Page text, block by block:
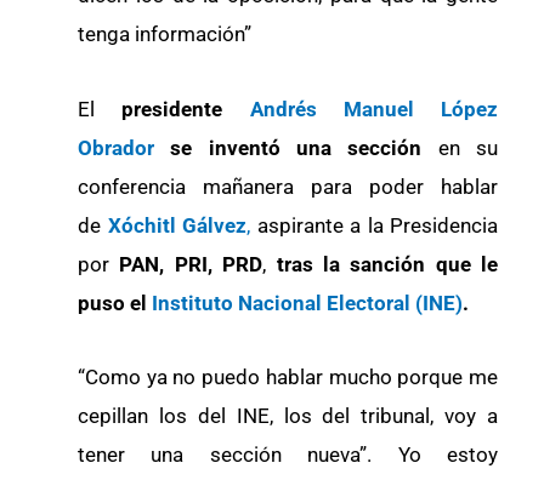
tenga información”
El presidente Andrés Manuel López
Obrador
se inventó una sección en su
conferencia mañanera para poder hablar
de Xóchitl Gálvez, aspirante a la Presidencia
por PAN, PRI, PRD, tras la sanción que le
puso el Instituto Nacional Electoral (INE).
“Como ya no puedo hablar mucho porque me
cepillan los del INE, los del tribunal, voy a
tener una sección nueva”. Yo estoy